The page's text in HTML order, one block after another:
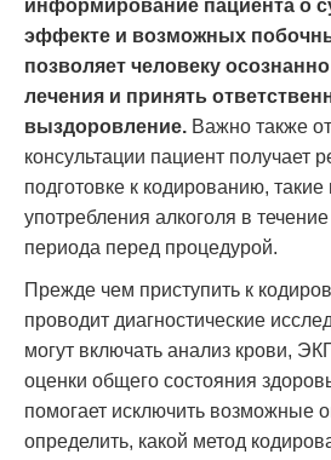
информирование пациента о
эффекте и возможных
позволяет человеку
лечения и принять
выздоровление. Важно также
консультации пациент получает
подготовке к кодированию,
употребления алкоголя в
периода перед процедурой.
Прежде чем приступить к
проводит диагностические
могут включать анализ крови,
оценки общего состояния
помогает исключить возможные
определить, какой метод